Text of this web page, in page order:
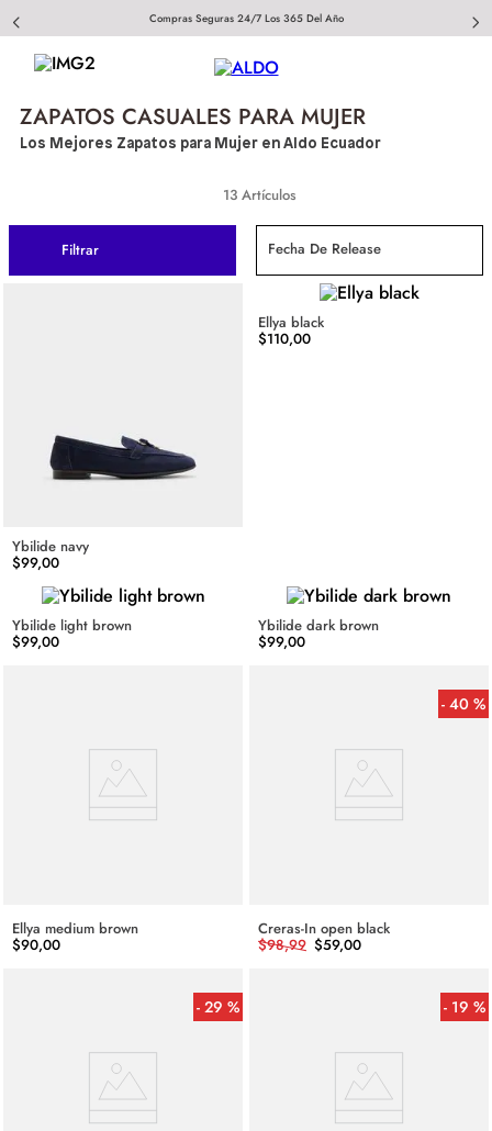
Compras Seguras 24/7 Los 365 Del Año
ZAPATOS CASUALES PARA MUJER
Los Mejores Zapatos para Mujer en Aldo Ecuador
13
Filtrar Fecha De Release
Ybilide navy
$99,00
Ellya black
$110,00
Ybilide light brown
$99,00
Ybilide dark brown
$99,00
Ellya medium brown
$90,00
40 %
Creras-In open black
$98,99 $59,00
29 % 19 %